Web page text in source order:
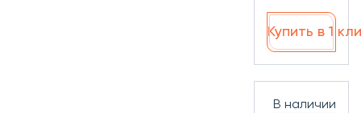
Купить в 1
В наличии